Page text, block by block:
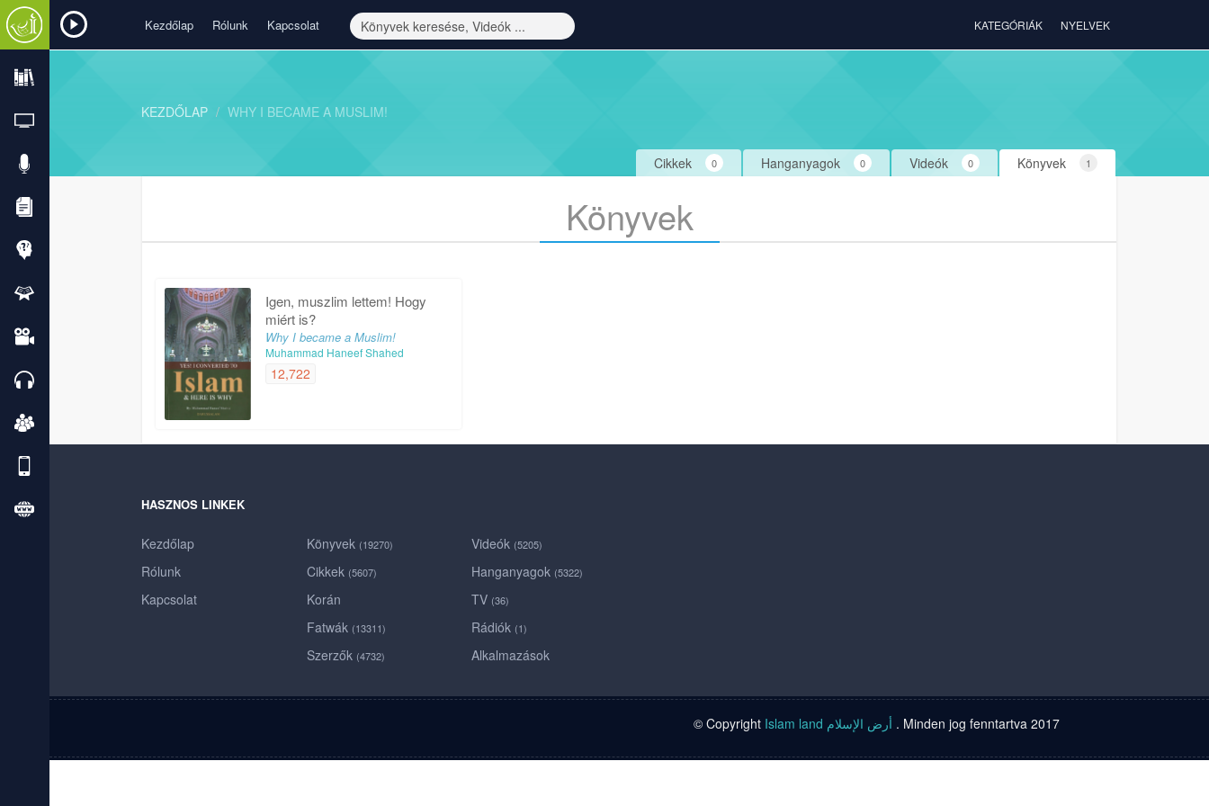
Kezdőlap Rólunk Kapcsolat KATEGÓRIÁK NYELVEK
KEZDŐLAP WHY I BECAME A MUSLIM!
Könyvek 1
Videók 0
Hanganyagok 0
Cikkek 0
Könyvek
Igen, muszlim lettem! Hogy
miért is?
Why I became a Muslim!
Muhammad Haneef Shahed
12,722
HASZNOS LINKEK
Kezdőlap
Rólunk
Kapcsolat
Könyvek (19270)
Cikkek (5607)
Korán
Fatwák (13311)
Szerzők (4732)
Videók (5205)
Hanganyagok (5322)
TV (36)
Rádiók (1)
Alkalmazások
© Copyright Islam land أرض الإسلام . Minden jog fenntartva 2017